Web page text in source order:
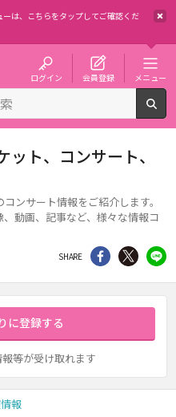
は、
こちらをタップしてご確認くだ
ログイン 会員登録 メニュー
ト、コンサート、
ンサート情報をご紹介します。
動画、記事など、様々な情報コ
SHARE シェア Twitter
に登録する
等が受け取れます
報